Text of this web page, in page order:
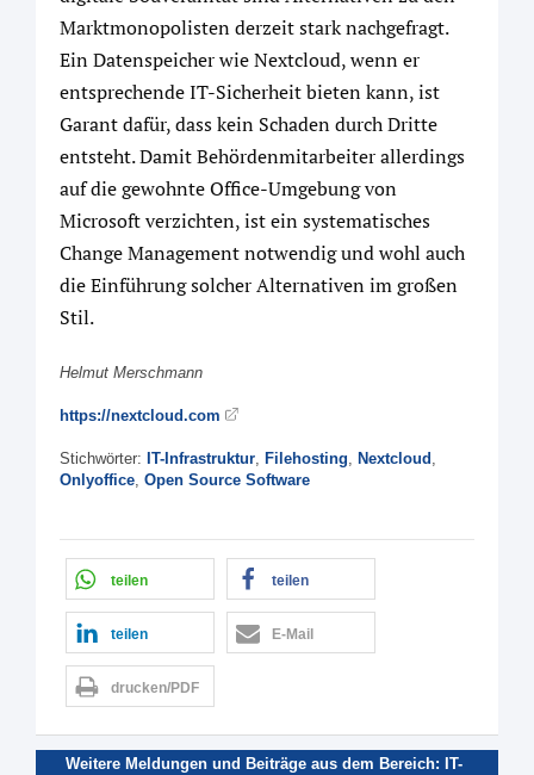
Marktmonopolisten derzeit stark nachgefragt.
Ein Datenspeicher wie Nextcloud, wenn er
entsprechende IT-Sicherheit bieten kann, ist
Garant dafür, dass kein Schaden durch Dritte
entsteht. Damit Behördenmitarbeiter allerdings
auf die gewohnte Office-Umgebung von
Microsoft verzichten, ist ein systematisches
Change Management notwendig und wohl auch
die Einführung solcher Alternativen im großen
Stil.
Helmut Merschmann
https://nextcloud.com
Stichwörter: IT-Infrastruktur, Filehosting, Nextcloud ,
Onlyoffice, Open Source Software
teilen teilen
teilen E-Mail
drucken/PDF
Weitere Meldungen und Beiträge aus dem Bereich: IT-